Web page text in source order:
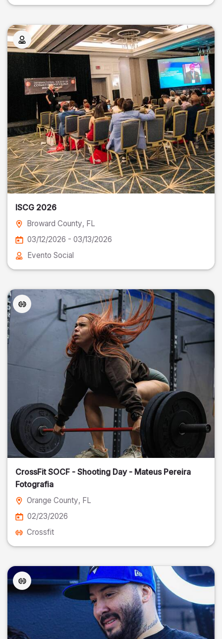
ISCG 2026
Broward County, FL
03/12/2026 - 03/13/2026
Evento Social
CrossFit SOCF - Shooting Day - Mateus Pereira
Fotografia
Orange County, FL
02/23/2026
Crossfit